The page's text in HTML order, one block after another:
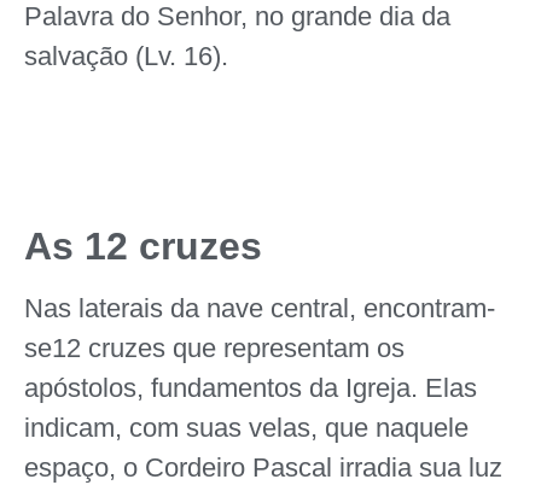
Palavra do Senhor, no grande dia da
salvação (Lv. 16).
As 12 cruzes
Nas laterais da nave central, encontram-
se12 cruzes que representam os
apóstolos, fundamentos da Igreja. Elas
indicam, com suas velas, que naquele
espaço, o Cordeiro Pascal irradia sua luz